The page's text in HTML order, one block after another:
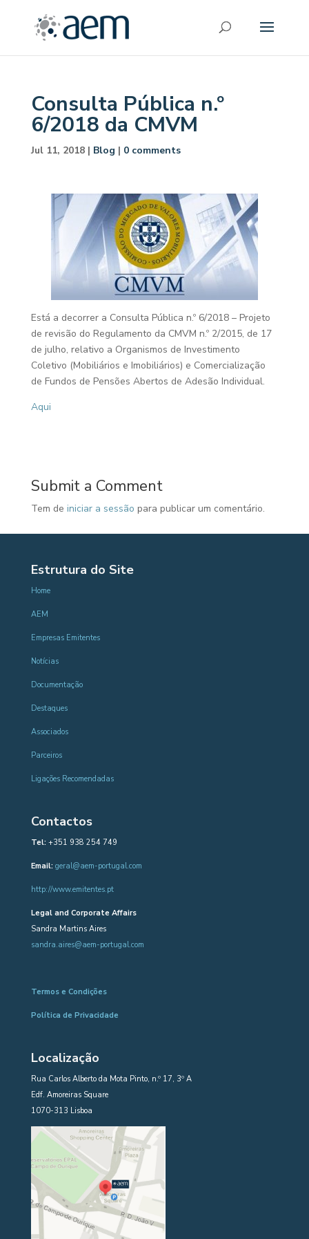
Consulta Pública n.º
6/2018 da CMVM
Jul 11, 2018| Blog | 0 comments
Está a decorrer a Consulta Pública n.º 6/2018 – Projeto
de revisão do Regulamento da CMVM n.º 2/2015, de 17
de julho, relativo a Organismos de Investimento
Coletivo (Mobiliários e Imobiliários) e Comercialização
de Fundos de Pensões Abertos de Adesão Individual.
Aqui
Submit a Comment
Tem de iniciar a sessão para publicar um comentário.
Estrutura do Site
Home
AEM
Empresas Emitentes
Notícias
Documentação
Destaques
Associados
Parceiros
Ligações Recomendadas
Contactos
Tel:+351 938 254 749
Email: geral@aem-portugal.com
http://www.emitentes.pt
Legal and Corporate Affairs
Sandra Martins Aires
sandra.aires@aem-portugal.com
Termos e Condições
Política de Privacidade
Localização
Rua Carlos Alberto da Mota Pinto, n.º 17, 3º A
Edf. Amoreiras Square
1070-313 Lisboa